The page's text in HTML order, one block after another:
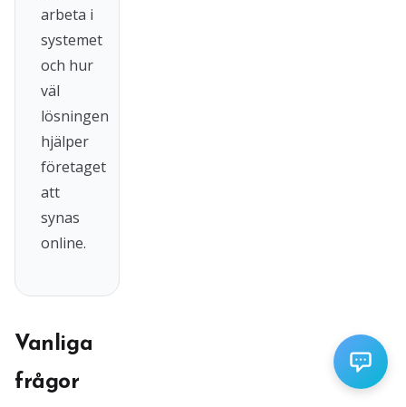
arbeta i
systemet
och hur
väl
lösningen
hjälper
företaget
att
synas
online.
Vanliga
frågor